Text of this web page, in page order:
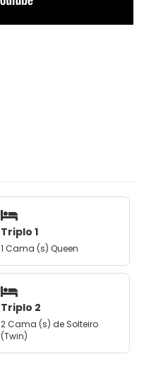
Triplo 1
1 Cama (s) Queen
Triplo 2
2 Cama (s) de Solteiro
(Twin)